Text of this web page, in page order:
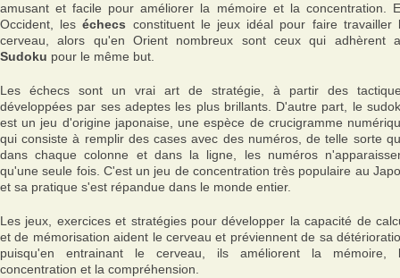
amusant et facile pour améliorer la mémoire et la concentration.
Occident, leséchecs constituent le jeux idéal pour faire travailler
cerveau, alors qu'en Orient nombreux sont ceux qui adhèrent
Sudoku pour le même but.
Les échecs sont un vrai art de stratégie, à partir des
développées par ses adeptes les plus brillants. D'autre part, le
est un jeu d'origine japonaise, une espèce de crucigramme
qui consiste à remplir des cases avec des numéros, de telle sorte
dans chaque colonne et dans la ligne, les numéros
qu'une seule fois. C'est un jeu de concentration très populaire au
et sa pratique s'est répandue dans le monde entier.
Les jeux, exercices et stratégies pour développer la capacité de
et de mémorisation aident le cerveau et préviennent de sa
puisqu'en entrainant le cerveau, ils améliorent la mémoire,
concentration et la compréhension.